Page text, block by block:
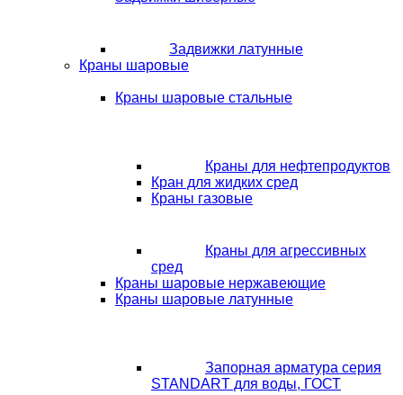
Задвижки латунные
Краны шаровые
Краны шаровые стальные
Краны для нефтепродуктов
Кран для жидких сред
Краны газовые
Краны для агрессивных
сред
Краны шаровые нержавеющие
Краны шаровые латунные
Запорная арматура серия
STANDART для воды, ГОСТ